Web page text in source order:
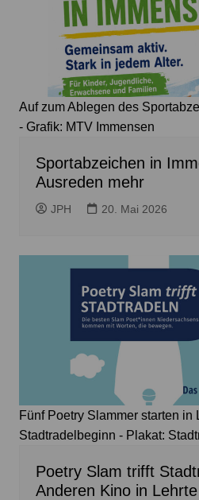
Auf zum Ablegen des
- Grafik: MTV Immensen
Sportabzeichen in
Ausreden mehr
JPH 20. Mai 2026
Fünf Poetry Slammer starten in
Stadtradelbeginn - Plakat:
Poetry Slam trifft
Anderen Kino in Lehrte